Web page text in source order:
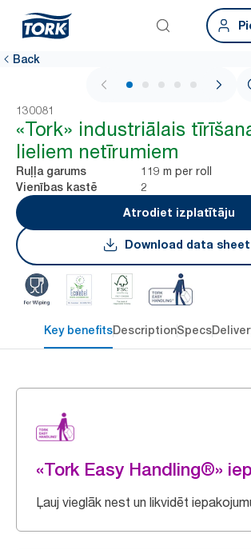
Back
1 / 5
130081
«Tork» industriālais
lieliem netīrumiem
Ruļļa garums 119 m per roll
Vienības kastē
2
Atrodiet izplatītāju
Download data sheet
Key benefitsDescriptionSpecs
«Tork Easy Handling®»
Ļauj vieglāk nest un likvidēt